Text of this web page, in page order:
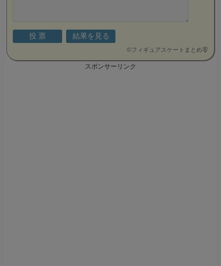
©フィギュアスケートまとめ零
スポンサーリンク